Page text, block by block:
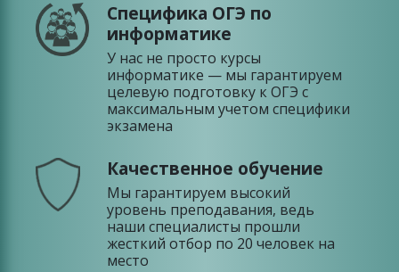
Специфика ОГЭ по
информатике
У нас не просто курсы
информатике — мы гарантируем
целевую подготовку к ОГЭ с
максимальным учетом специфики
экзамена
Качественное обучение
Мы гарантируем высокий
уровень преподавания, ведь
наши специалисты прошли
жесткий отбор по 20 человек на
место